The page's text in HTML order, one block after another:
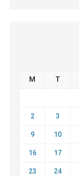
M T
2 3
9 10
16 17
23 24